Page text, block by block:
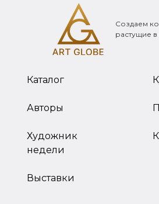
Создаем
растущие
Каталог
Авторы
Художник
недели
Выставки